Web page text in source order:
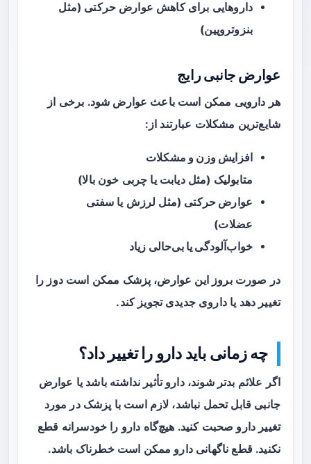
داروهایی برای کاهش عوارض حرکتی (مثل
بنزوتروپین)
عوارض جانبی رایج
هر دارویی ممکن است باعث عوارض شود. برخی از
شایع‌ترین مشکلات عبارتند از:
افزایش وزن و مشکلات
متابولیک (مثل دیابت یا چربی خون بالا)
عوارض حرکتی (مثل لرزش یا سفتی
عضلات)
خواب‌آلودگی یا بی‌حالی زیاد
در صورت بروز این عوارض، پزشک ممکن است دوز را
تغییر دهد یا داروی جدیدی تجویز کند.
چه زمانی باید دارو را تغییر داد؟
اگر علائم بدتر شوند، دارو تأثیر نداشته باشد یا عوارض
جانبی قابل تحمل نباشد، لازم است با پزشک در مورد
تغییر دارو صحبت کنید. هیچ‌گاه دارو را خودسرانه قطع
نکنید. قطع ناگهانی دارو ممکن است خطرناک باشد.